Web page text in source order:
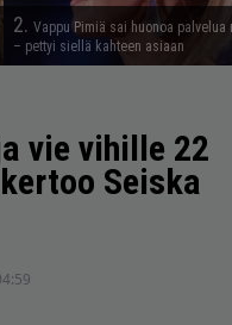
2. Vappu Pimiä sai huonoa palvelua
– pettyi siellä kahteen asiaan
vie vihille 22
Seiska